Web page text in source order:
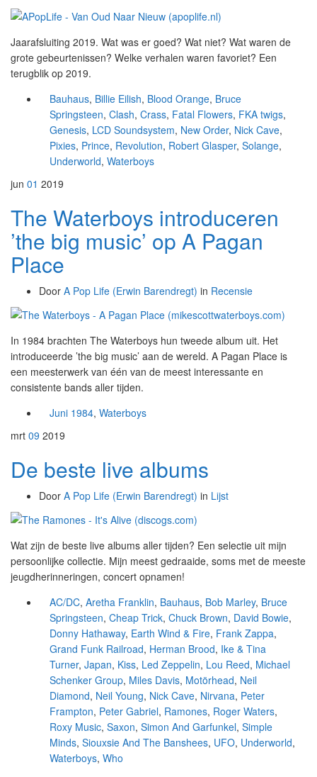
Jaarafsluiting 2019. Wat was er goed? Wat niet? Wat waren de
grote gebeurtenissen? Welke verhalen waren favoriet? Een
terugblik op 2019.
Bauhaus, Billie Eilish, Blood Orange, Bruce
Springsteen, Clash, Crass, Fatal Flowers, FKA twigs,
Genesis, LCD Soundsystem, New Order, Nick Cave,
Pixies, Prince, Revolution, Robert Glasper, Solange,
Underworld, Waterboys
jun 01 2019
The Waterboys introduceren
’the big music’ op A Pagan
Place
Door A Pop Life (Erwin Barendregt) in Recensie
In 1984 brachten The Waterboys hun tweede album uit. Het
introduceerde ’the big music’ aan de wereld. A Pagan Place is
een meesterwerk van één van de meest interessante en
consistente bands aller tijden.
Juni 1984, Waterboys
mrt 09 2019
De beste live albums
Door A Pop Life (Erwin Barendregt) in Lijst
Wat zijn de beste live albums aller tijden? Een selectie uit mijn
persoonlijke collectie. Mijn meest gedraaide, soms met de meeste
jeugdherinneringen, concert opnamen!
AC/DC, Aretha Franklin, Bauhaus, Bob Marley, Bruce
Springsteen, Cheap Trick, Chuck Brown, David Bowie,
Donny Hathaway, Earth Wind & Fire, Frank Zappa,
Grand Funk Railroad, Herman Brood, Ike & Tina
Turner, Japan, Kiss, Led Zeppelin, Lou Reed, Michael
Schenker Group, Miles Davis, Motörhead, Neil
Diamond, Neil Young, Nick Cave, Nirvana, Peter
Frampton, Peter Gabriel, Ramones, Roger Waters,
Roxy Music, Saxon, Simon And Garfunkel, Simple
Minds, Siouxsie And The Banshees, UFO, Underworld,
Waterboys, Who